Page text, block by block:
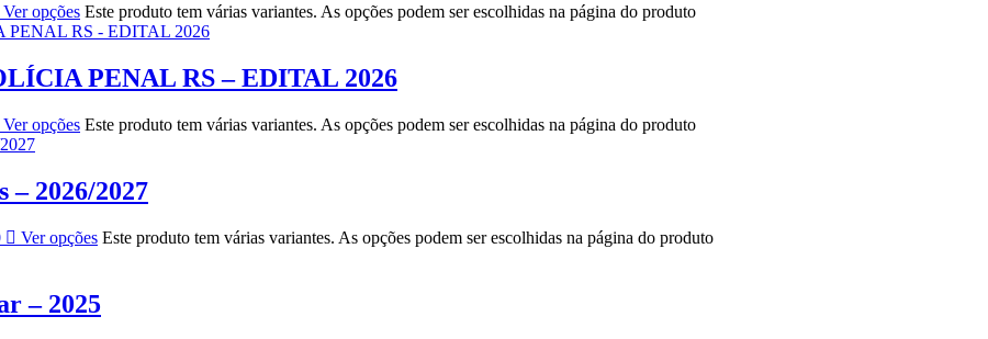
Ver opções Este produto tem várias variantes. As opções podem ser escolhidas na página do produto
PENAL RS – EDITAL 2026
Ver opções Este produto tem várias variantes. As opções podem ser escolhidas na página do produto
– 2026/2027
Ver opções Este produto tem várias variantes. As opções podem ser escolhidas na página do produto
– 2025